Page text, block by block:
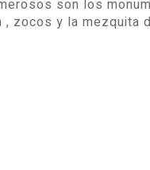
son los
, zocos y la mezquita